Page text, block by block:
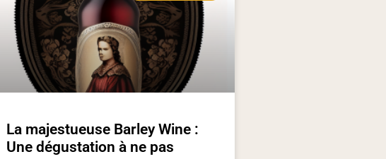
La majestueuse Barley Wine :
Une dégustation à ne pas